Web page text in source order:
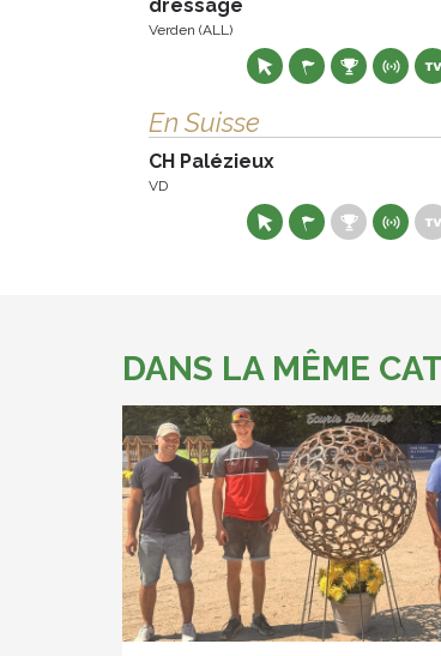
dressage
Verden (ALL)
En Suisse
CH Palézieux
VD
DANS LA MÊME